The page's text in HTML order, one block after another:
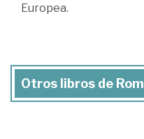
Europea.
Otros libros de